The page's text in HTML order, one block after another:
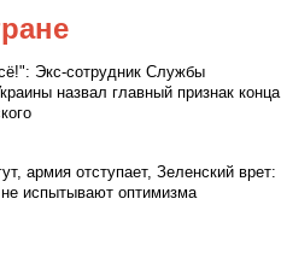
Экс-сотрудник Службы
назвал главный признак конца
армия отступает, Зеленский врет:
испытывают оптимизма